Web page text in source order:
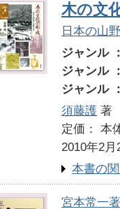
木の文
日本の山
ジャンル
ジャンル
ジャンル
須藤護 著
定価：
2010年2月
本書の
宮本常一